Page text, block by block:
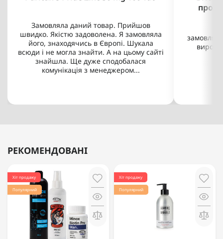
Замовляла даний товар. Прийшов
швидко. Якістю задоволена. Я замовляла
його, знаходячись в Європі. Шукала
всюди і не могла знайти. А на цьому сайті
знайшла. Ще дуже сподобалася
комунікація з менеджером...
замовляв
РЕКОМЕНДОВАНІ
Хіт продажу
Популярний
Хіт продажу
Популярний